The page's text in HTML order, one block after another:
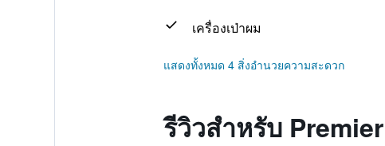
เครื่องเป่าผม
แสดงทั้งหมด 4 สิ่งอำนวยความสะดวก
รีวิวสำหรับ